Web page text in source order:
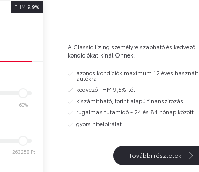
THM 9,9%
60%
263258 Ft
A Classic lízing személyre szabható és kedvező
kondíciókat kínál Önnek:
azonos kondíciók maximum 12 éves használt
autókra
kedvező THM 9,5%-tól
kiszámítható, forint alapú finanszírozás
rugalmas futamidő - 24 és 84 hónap között
gyors hitelbírálat
További részletek